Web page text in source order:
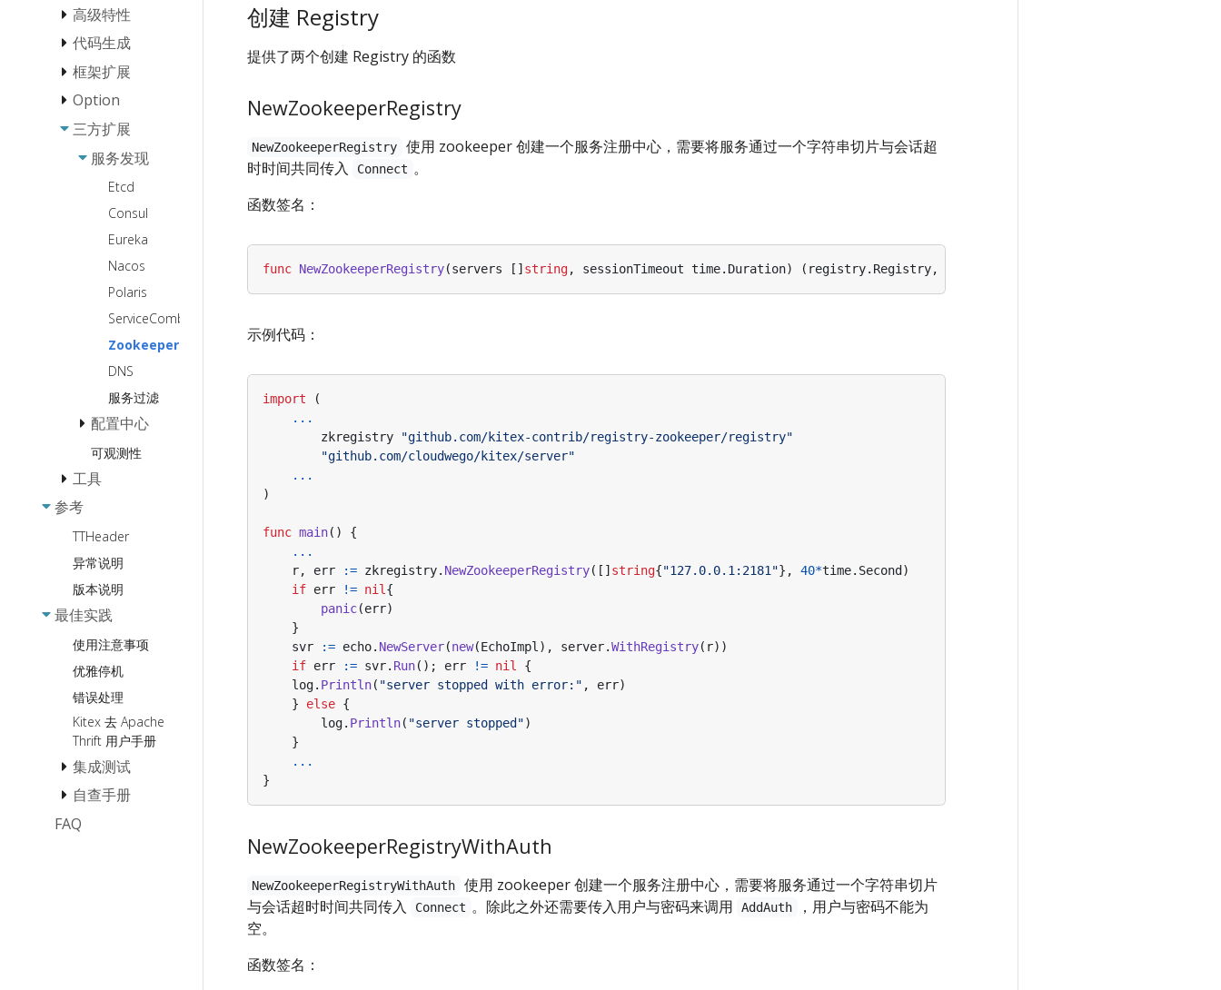
StreamX 基
StreamX 流
中间件最佳
最佳实践
StreamX 流
元消息透传
流生命周期
控制最佳实
践
StreamX 流
流式细粒度
事件追踪
StreamX 流
编程常见问
协议
传输协议
Streaming
over
gRPC
Streaming
优雅
退出
序列化协
议
直连访问
连接类型
业务异常
预热
框架 RPC 信息
的获取
超时控制
请求重试
熔断
Fallback
限流
埋点粒度
链路跟踪
日志
高级特性
Payload 校验
泛化调用
基本使用
Thrift-HTTP
映射的 IDL
规范
泛化调用接
入
dynamicgo
指南
使用 Thrift
反射提升泛
Metainfo
Server SDK化
定制框架错误处
理
服务端 启动/退
出 前后定制业
务逻辑
gRPC Proxy
Frugal
xDS 支持
指南
请求成本度量
单 Server 多
Service
单 Server 多
生成
Goroutine-
Local-Storage
指南
代码生成
Thriftgo 反射使
Combine
Service [已弃
Thrift Validator
Fastpb
码生成模板
生成引用结构体
自定义脚手架模
Thriftgo IDL 裁
切工具
Protoc
Validator
自定义结构体
Tags
Prutal
枚举类型检查
框架扩展
Middleware 扩
展
服务注册扩展
服务发现扩展
负载均衡扩展
监控扩展
编解码 (协议) 扩
传输模块扩展
Transport
Pipeline-Bound
元信息传递扩展
诊断模块扩展
已实现的扩展
Option
Client Option
Server Option
Call Option
三方扩展
服务发现
Etcd
Consul
Eureka
Nacos
Polaris
ServiceComb
Zookeeper
DNS
服务过滤
配置中心
Etcd
File
Zookeeper
Consul
可观测性
工具
请求的 CLI 工具
参考
TTHeader
异常说明
版本说明
最佳实践
使用注意事项
优雅停机
错误处理
Kitex 去 Apache
Thrift 用户手册
集成测试
如何 Mock
自查手册
FAQ
创建 Registry
提供了两个创建 Registry 的函数
NewZookeeperRegistry
NewZookeeperRegistry
使用 zookeeper 创建一个服务注册中心，需要将服务通过一个字符串切片与会话超
时时间共同传入
Connect 。
函数签名：
func NewZookeeperRegistry(servers [] string, sessionTimeout time. Duration) ( registry. Registry,
示例代码：
import
(
...
zkregistry
"github.com/kitex-contrib/registry-zookeeper/registry"
"github.com/cloudwego/kitex/server"
...
)
func main()
{
...
r, err := zkregistry. NewZookeeperRegistry([] string{"127.0.0.1:2181"}, 40*time. Second )
if err != nil {
panic(err)
}
svr
:= echo. NewServer(new(EchoImpl ), server.WithRegistry( r))
if err := svr. Run(); err != nil
{
log. Println( "server stopped with error:" , err)
}
else {
log. Println( "server stopped")
}
...
}
NewZookeeperRegistryWithAuth
NewZookeeperRegistryWithAuth
使用 zookeeper 创建一个服务注册中心，需要将服务通过一个字符串切片
与会话超时时间共同传入
Connect 。除此之外还需要传入用户与密码来调用 AddAuth
，用户与密码不能为
空。
函数签名：